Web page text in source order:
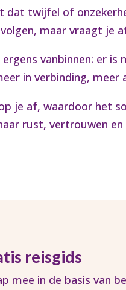
dat twijfel of
maar vraagt je
vanbinnen: er
in verbinding,
je af, waardoor het
rust, vertrouwen
reisgids
mee in de basis van